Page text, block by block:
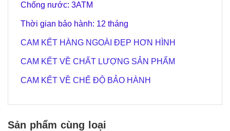
Chống nước: 3ATM
Thời gian bảo hành: 12 tháng
CAM KẾT HÀNG NGOÀI ĐẸP HƠN HÌNH
CAM KẾT VỀ CHẤT LƯỢNG SẢN PHẨM
CAM KẾT VỀ CHẾ ĐỘ BẢO HÀNH
Sản phẩm cùng loại